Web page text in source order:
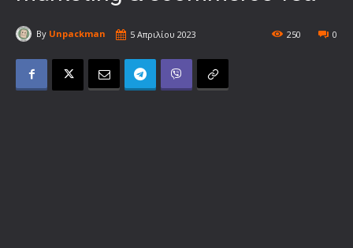
By Unpackman 5 Απριλίου 2023 0
250